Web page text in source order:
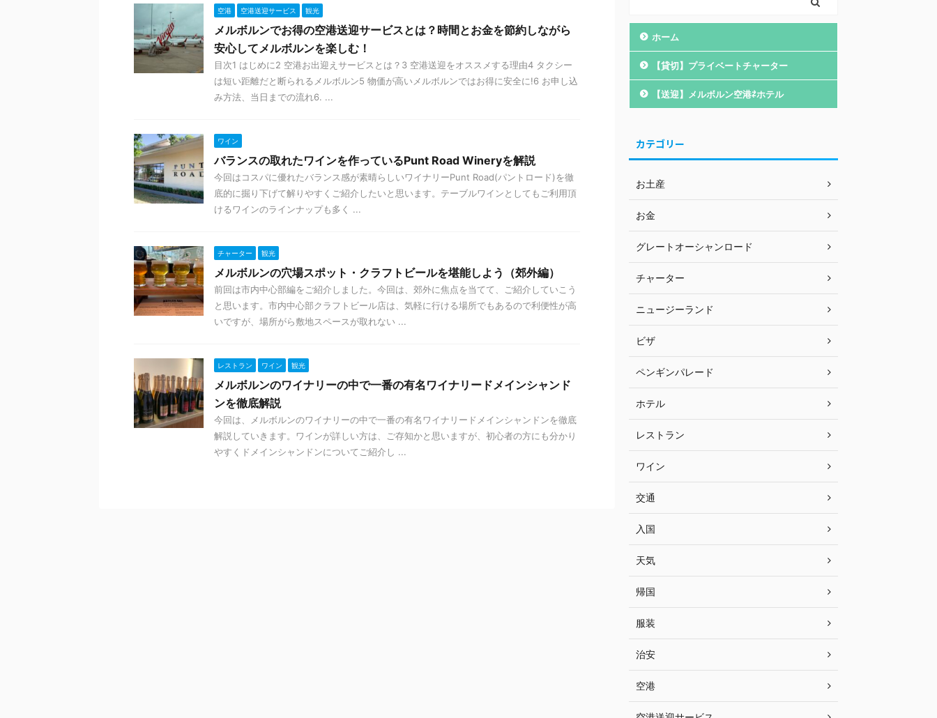
空港 空港送迎サービス 観光
メルボルンでお得の空港送迎サービスとは？時間とお金を節約しながら
安心してメルボルンを楽しむ！
目次1 はじめに2 空港お出迎えサービスとは？3 空港送迎をオススメする理由4 タクシー
は短い距離だと断られるメルボルン5 物価が高いメルボルンではお得に安全に!6 お申し込
み方法、当日までの流れ6. ...
ワイン
バランスの取れたワインを作っているPunt Road Wineryを解説
今回はコスパに優れたバランス感が素晴らしいワイナリーPunt Road(パントロード)を徹
底的に掘り下げて解りやすくご紹介したいと思います。テーブルワインとしてもご利用頂
けるワインのラインナップも多く ...
チャーター 観光
メルボルンの穴場スポット・クラフトビールを堪能しよう（郊外編）
前回は市内中心部編をご紹介しました。今回は、郊外に焦点を当てて、ご紹介していこう
と思います。市内中心部クラフトビール店は、気軽に行ける場所でもあるので利便性が高
いですが、場所がら敷地スペースが取れない ...
レストラン ワイン 観光
メルボルンのワイナリーの中で一番の有名ワイナリードメインシャンド
ンを徹底解説
今回は、メルボルンのワイナリーの中で一番の有名ワイナリードメインシャンドンを徹底
解説していきます。ワインが詳しい方は、ご存知かと思いますが、初心者の方にも分かり
やすくドメインシャンドンについてご紹介し ...
ホーム
【貸切】プライベートチャーター
【送迎】メルボルン空港⇄ホテル
カテゴリー
お土産
お金
グレートオーシャンロード
チャーター
ニュージーランド
ビザ
ペンギンパレード
ホテル
レストラン
ワイン
交通
入国
天気
帰国
服装
治安
空港